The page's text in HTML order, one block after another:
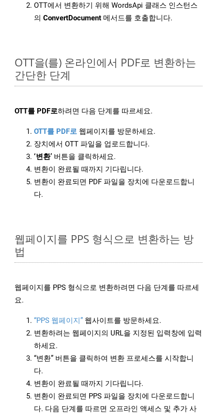
OTT에서 변환하기 위해 WordsApi 클래스 인스턴스
의 ConvertDocument 메서드를 호출합니다.
OTT을(를) 온라인에서 PDF로 변환하는
간단한 단계
OTT를 PDF로하려면 다음 단계를 따르세요.
OTT를 PDF로 웹페이지를 방문하세요.
장치에서 OTT 파일을 업로드합니다.
‘변환’ 버튼을 클릭하세요.
변환이 완료될 때까지 기다립니다.
변환이 완료되면 PDF 파일을 장치에 다운로드합니
다.
웹페이지를 PPS 형식으로 변환하는 방
법
웹페이지를 PPS 형식으로 변환하려면 다음 단계를 따르세
요.
“PPS 웹페이지” 웹사이트를 방문하세요.
변환하려는 웹페이지의 URL을 지정된 입력창에 입력
하세요.
“변환” 버튼을 클릭하여 변환 프로세스를 시작합니
다.
변환이 완료될 때까지 기다립니다.
변환이 완료되면 PPS 파일을 장치에 다운로드합니
다. 다음 단계를 따르면 오프라인 액세스 및 추가 사